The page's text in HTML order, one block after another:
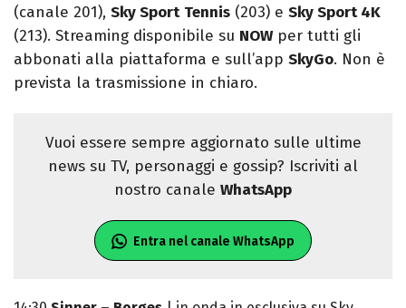
(canale 201), Sky Sport Tennis (203) e Sky Sport 4K
(213). Streaming disponibile su NOWper tutti gli
abbonati alla piattaforma e sull’app SkyGo. Non è
prevista la trasmissione in chiaro.
Vuoi essere sempre aggiornato sulle ultime
news su TV, personaggi e gossip? Iscriviti al
nostro canale WhatsApp
Entra nel canale WhatsApp